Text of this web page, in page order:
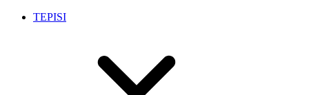
TEPISI